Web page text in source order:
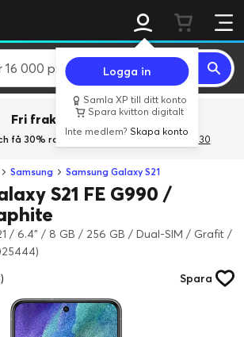
Logga in
Samla XP till ditt konto
Spara kvitton digitalt
Inte medlem?Skapa konto
Fri frakt över 800 kr.
få 30% rabatt med rabattkoden 3Gives30
Samsung Samsung Galaxy S21
S21 FE G990 /
/ 6.4" / 8 GB / 256 GB / Dual-SIM / Grafit /
Spara